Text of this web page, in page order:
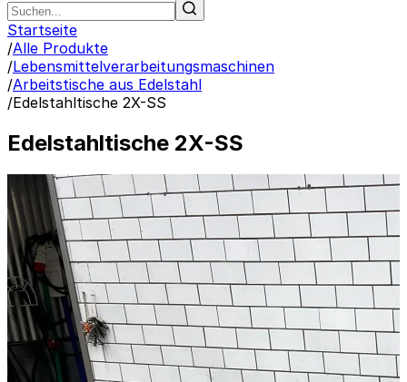
Startseite
/Alle Produkte
/Lebensmittelverarbeitungsmaschinen
/Arbeitstische aus Edelstahl
/Edelstahltische 2X-SS
Edelstahltische 2X-SS